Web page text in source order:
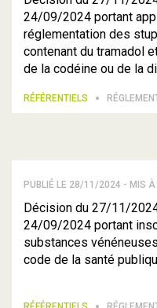
24/09/2024 portant
réglementation des
contenant du tramadol
de la codéine ou de la
RÉFÉRENTIELS
PUBLIÉ LE 28/11/2024 - MIS
Décision du 27/11/
24/09/2024 portant
substances
code de la santé